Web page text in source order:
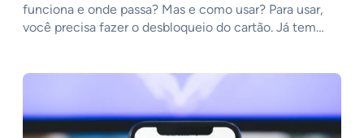
funciona e onde passa? Mas e como usar? Para usar,
você precisa fazer o desbloqueio do cartão. Já tem…